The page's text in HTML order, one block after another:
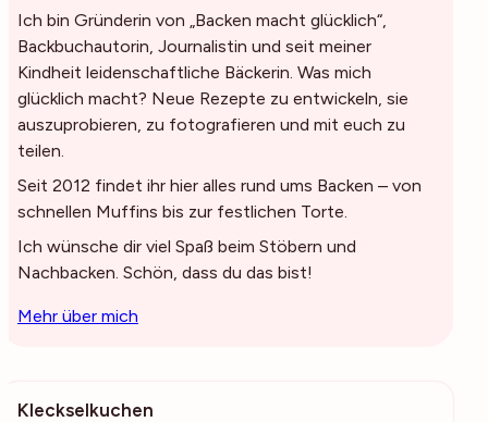
Ich bin Gründerin von „Backen macht glücklich“,
Backbuchautorin, Journalistin und seit meiner
Kindheit leidenschaftliche Bäckerin. Was mich
glücklich macht? Neue Rezepte zu entwickeln, sie
auszuprobieren, zu fotografieren und mit euch zu
teilen.
Seit 2012 findet ihr hier alles rund ums Backen – von
schnellen Muffins bis zur festlichen Torte.
Ich wünsche dir viel Spaß beim Stöbern und
Nachbacken. Schön, dass du das bist!
Mehr über mich
Kleckselkuchen